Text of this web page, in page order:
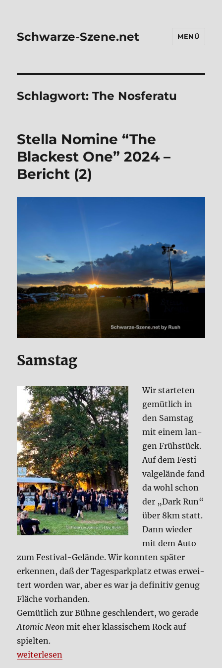
Schwarze-Szene.net MENÜ
Schlagwort:The Nosferatu
Stel­la Nomi­ne “The
Blackest One” 2024 –
Bericht (2)
Sams­tag
Wir star­te­ten
gemüt­lich in
den Sams­tag
mit einem lan­
gen Früh­stück.
Auf dem Festi­
val­ge­län­de fand
da wohl schon
der „Dark Run“
über 8km statt.
Dann wie­der
mit dem Auto
zum Festi­val-Gelän­de. Wir konn­ten spä­ter
erken­nen, daß der Tages­park­platz etwas erwei­
tert wor­den war, aber es war ja defi­ni­tiv genug
Flä­che vor­han­den.
Gemüt­lich zur Büh­ne geschlen­dert, wo gera­de
Ato­mic Neon mit eher klas­si­schem Rock auf­
spiel­ten.
„Stel­la Nomi­ne “The Blackest One” 2024 – Bericht
wei­ter­le­sen